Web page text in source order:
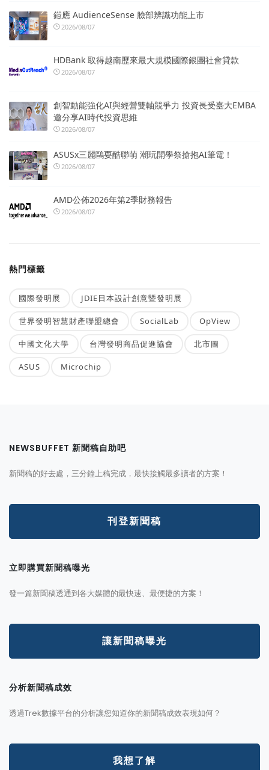
鎧應 AudienceSense 臉部辨識功能上市
2026/08/07
HDBank 取得越南歷來最大規模國際銀團社會貸款
2026/08/07
創智動能強化AI與經營雙軸競爭力 投資長受臺大EMBA
邀分享AI時代投資思維
2026/08/07
ASUSx三麗鷗耍酷聯萌 潮玩開學祭搶抱AI筆電！
2026/08/07
AMD公佈2026年第2季財務報告
2026/08/07
熱門標籤
國際發明展 JDIE日本設計創意暨發明展
世界發明智慧財產聯盟總會 SocialLab OpView
中國文化大學 台灣發明商品促進協會 北市圖
ASUS Microchip
NEWSBUFFET 新聞稿自助吧
新聞稿的好去處，三分鐘上稿完成，最快接觸最多讀者的方案！
刊登新聞稿
立即購買新聞稿曝光
發一篇新聞稿透通到各大媒體的最快速、最便捷的方案！
讓新聞稿曝光
分析新聞稿成效
透過Trek數據平台的分析讓您知道你的新聞稿成效表現如何？
我想了解